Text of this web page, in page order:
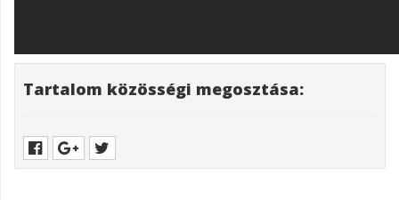
Tartalom közösségi megosztása: